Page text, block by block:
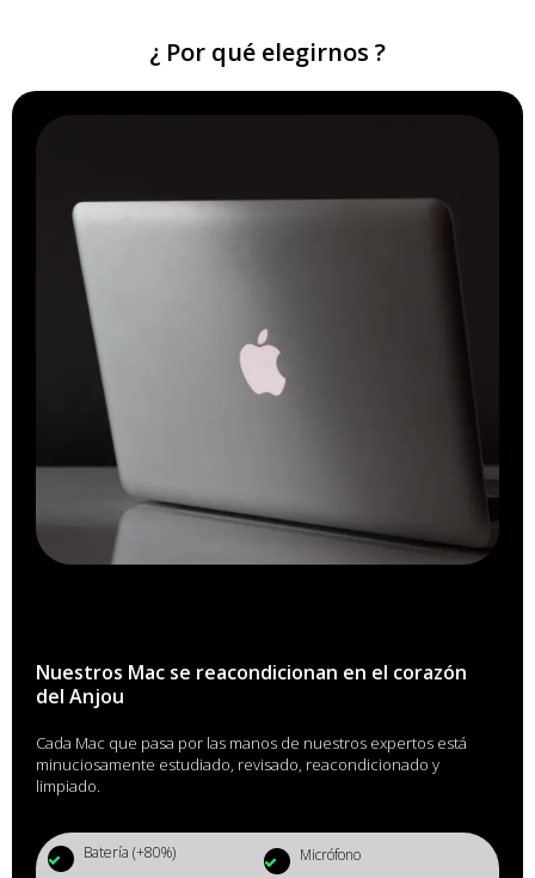
¿ Por qué elegirnos ?
Nuestros Mac se reacondicionan en el corazón
del Anjou
Cada Mac que pasa por las manos de nuestros expertos está
minuciosamente estudiado, revisado, reacondicionado y
limpiado.
Batería (+80%)
Micrófono